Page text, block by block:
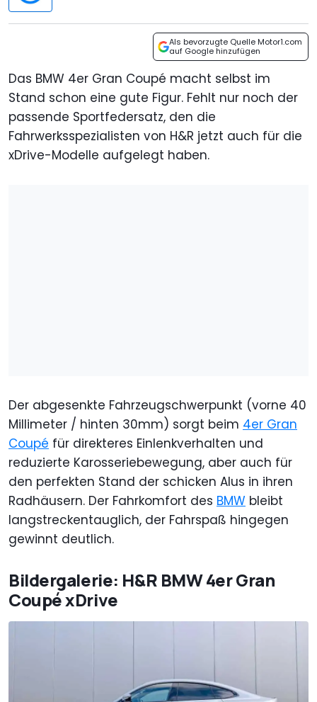
Als bevorzugte Quelle Motor1.com
auf Google hinzufügen
Das BMW 4er Gran Coupé macht selbst im
Stand schon eine gute Figur. Fehlt nur noch der
passende Sportfedersatz, den die
Fahrwerksspezialisten von H&R jetzt auch für die
xDrive-Modelle aufgelegt haben.
Der abgesenkte Fahrzeugschwerpunkt (vorne 40
Millimeter / hinten 30mm) sorgt beim 4er Gran
Coupé für direkteres Einlenkverhalten und
reduzierte Karosseriebewegung, aber auch für
den perfekten Stand der schicken Alus in ihren
Radhäusern. Der Fahrkomfort des BMW bleibt
langstreckentauglich, der Fahrspaß hingegen
gewinnt deutlich.
Bildergalerie: H&R BMW 4er Gran
Coupé xDrive